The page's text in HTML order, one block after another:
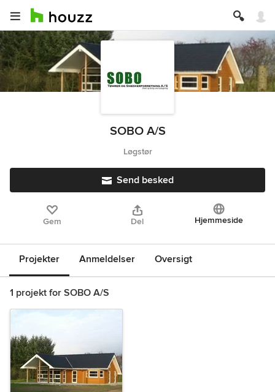
SOBO A/S
Løgstør
Send besked
Gem Del Hjemmeside
Projekter Anmeldelser Oversigt
1 projekt for SOBO A/S